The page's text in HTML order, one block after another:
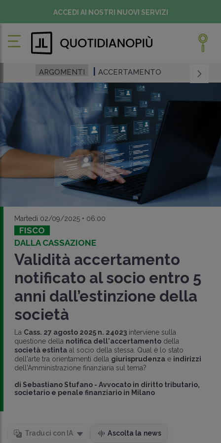
ACCEDI AI NOSTRI NUOVI SERVIZI
ARGOMENTI ACCERTAMENTO
Martedì 02/09/2025 • 06:00
FISCO
DALLA CASSAZIONE
Validità accertamento
notificato al socio entro 5
anni dall’estinzione della
società
La Cass. 27 agosto 2025 n. 24023interviene sulla
questione della notifica dell'accertamentodella
società estintaal socio della stessa. Qual è lo stato
dell'arte tra orientamenti della giurisprudenzae indirizzi
dell'Amministrazione finanziaria sul tema?
di Sebastiano Stufano - Avvocato in diritto tributario,
societario e penale finanziario in Milano
Traduci con IA Ascolta la news